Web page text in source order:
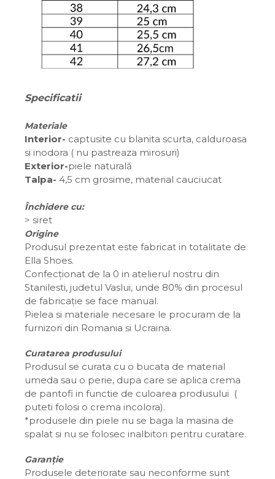
Specificatii
Materiale
Interior- captusite cu blanita scurta, calduroasa
si inodora ( nu pastreaza mirosuri)
Exterior-piele naturală
Talpa- 4,5 cm grosime, material cauciucat
Închidere cu:
> siret
Origine
Produsul prezentat este fabricat in totalitate de
Ella Shoes.
Confecționat de la 0 in atelierul nostru din
Stanilesti, judetul Vaslui, unde 80% din procesul
de fabricație se face manual.
Pielea si materiale necesare le procuram de la
furnizori din Romania si Ucraina.
Curatarea produsului
Produsul se curata cu o bucata de material
umeda sau o perie, dupa care se aplica crema
de pantofi in functie de culoarea produsului (
puteti folosi o crema incolora).
*produsele din piele nu se baga la masina de
spalat si nu se folosec inalbitori pentru curatare.
Garanție
Produsele deteriorate sau neconforme sunt